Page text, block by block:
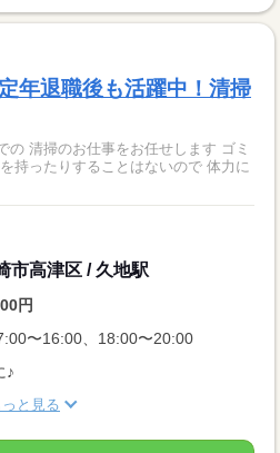
年退職後も活躍中！清掃
の 清掃のお仕事をお任せします ゴミ
持ったりすることはないので 体力に
市高津区 / 久地駅
円
〜16:00、18:00〜20:00
♪
っと見る